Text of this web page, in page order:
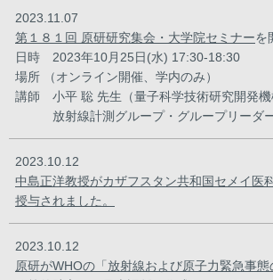
2023.11.07
第１８１回 原研研究集会・大学院セミナーを
日時 2023年10月25日(水) 17:30-18:30
場所 （オンライン開催、学内のみ）
講師 小平 聡 先生（量子科学技術研究開発
放射線計測グループ・グループリーダー
2023.10.12
中島正洋教授がカザフスタン共和国セメイ医
授与されました。
2023.10.12
原研がWHOの「放射線および原子力緊急事態